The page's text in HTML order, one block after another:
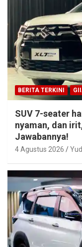
BERITA TERKINI
SUV 7-seater
nyaman, dan
Jawabannya!
4 Agustus 2026